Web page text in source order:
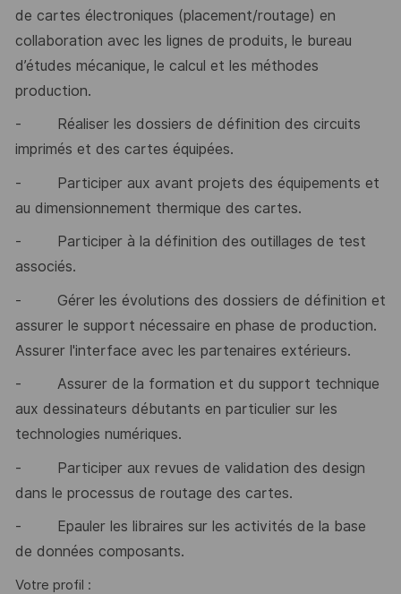
de cartes électroniques (placement/routage) en
collaboration avec les lignes de produits, le bureau
d’études mécanique, le calcul et les méthodes
production.
-
Réaliser les dossiers de définition des circuits
imprimés et des cartes équipées.
-
Participer aux avant projets des équipements et
au dimensionnement thermique des cartes.
-
Participer à la définition des outillages de test
associés.
-
Gérer les évolutions des dossiers de définition et
assurer le support nécessaire en phase de production.
Assurer l'interface avec les partenaires extérieurs.
-
Assurer de la formation et du support technique
aux dessinateurs débutants en particulier sur les
technologies numériques.
-
Participer aux revues de validation des design
dans le processus de routage des cartes.
-
Epauler les libraires sur les activités de la base
de données composants.
Votre profil :